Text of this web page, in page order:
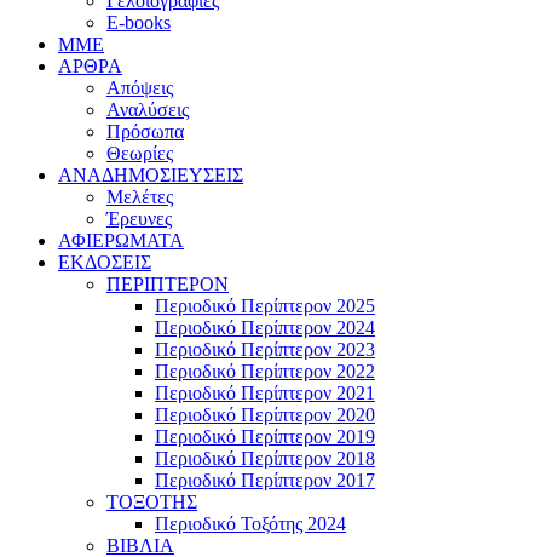
E-books
MME
ΑΡΘΡΑ
Απόψεις
Αναλύσεις
Πρόσωπα
Θεωρίες
ΑΝΑΔΗΜΟΣΙΕΥΣΕΙΣ
Μελέτες
Έρευνες
ΑΦΙΕΡΩΜΑΤΑ
ΕΚΔΟΣΕΙΣ
ΠΕΡΙΠΤΕΡΟΝ
Περιοδικό Περίπτερον 2025
Περιοδικό Περίπτερον 2024
Περιοδικό Περίπτερον 2023
Περιοδικό Περίπτερον 2022
Περιοδικό Περίπτερον 2021
Περιοδικό Περίπτερον 2020
Περιοδικό Περίπτερον 2019
Περιοδικό Περίπτερον 2018
Περιοδικό Περίπτερον 2017
ΤΟΞΟΤΗΣ
Περιοδικό Τοξότης 2024
ΒΙΒΛΙΑ